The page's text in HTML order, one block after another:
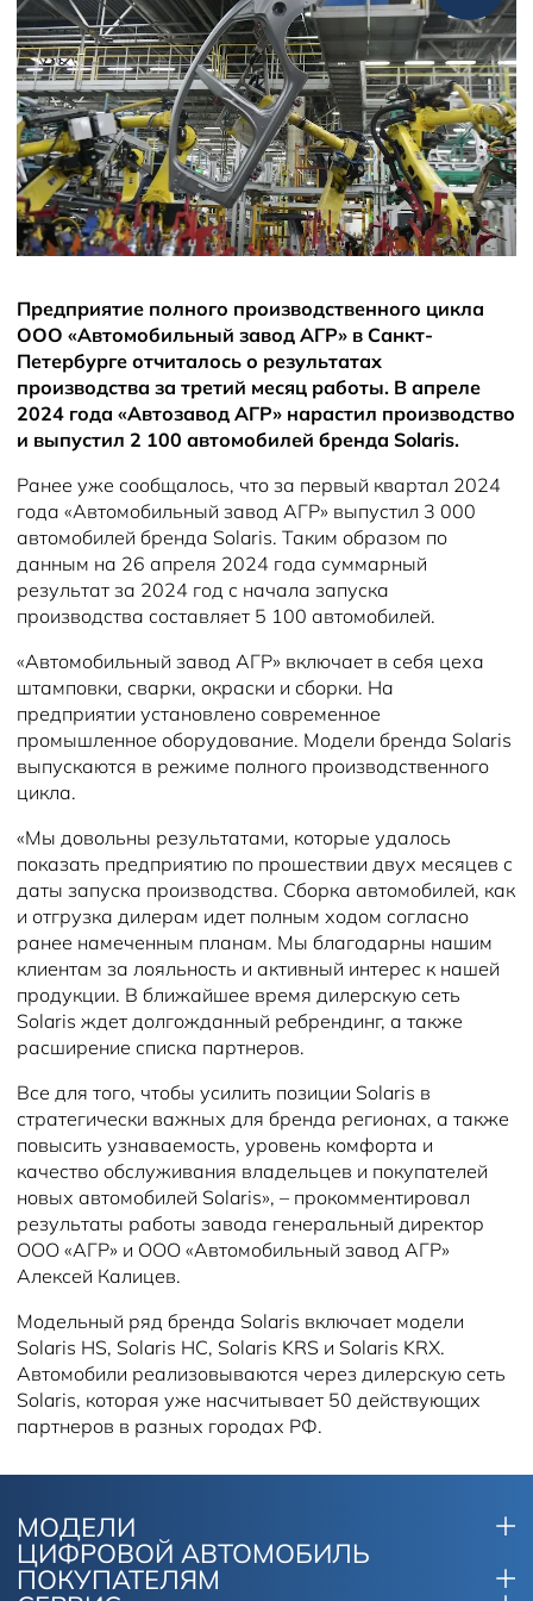
Новости
Предприятие полного производственного цикла
ООО «Автомобильный завод АГР» в Санкт-
Петербурге отчиталось о результатах
производства за третий месяц работы. В апреле
2024 года «Автозавод АГР» нарастил производство
и выпустил 2 100 автомобилей бренда Solaris.
Ранее уже сообщалось, что за первый квартал 2024
года «Автомобильный завод АГР» выпустил 3 000
автомобилей бренда Solaris. Таким образом по
данным на 26 апреля 2024 года суммарный
результат за 2024 год с начала запуска
производства составляет 5 100 автомобилей.
«Автомобильный завод АГР» включает в себя цеха
штамповки, сварки, окраски и сборки. На
предприятии установлено современное
промышленное оборудование. Модели бренда Solaris
выпускаются в режиме полного производственного
цикла.
«Мы довольны результатами, которые удалось
показать предприятию по прошествии двух месяцев с
даты запуска производства. Сборка автомобилей, как
и отгрузка дилерам идет полным ходом согласно
ранее намеченным планам. Мы благодарны нашим
клиентам за лояльность и активный интерес к нашей
продукции. В ближайшее время дилерскую сеть
Solaris ждет долгожданный ребрендинг, а также
расширение списка партнеров.
Все для того, чтобы усилить позиции Solaris в
стратегически важных для бренда регионах, а также
повысить узнаваемость, уровень комфорта и
качество обслуживания владельцев и покупателей
новых автомобилей Solaris», – прокомментировал
результаты работы завода генеральный директор
ООО «АГР» и ООО «Автомобильный завод АГР»
Алексей Калицев.
Модельный ряд бренда Solaris включает модели
Solaris HS, Solaris HC, Solaris KRS и Solaris KRX.
Автомобили реализовываются через дилерскую сеть
Solaris, которая уже насчитывает 50 действующих
партнеров в разных городах РФ.
МОДЕЛИ
ЦИФРОВОЙ АВТОМОБИЛЬ
ПОКУПАТЕЛЯМ